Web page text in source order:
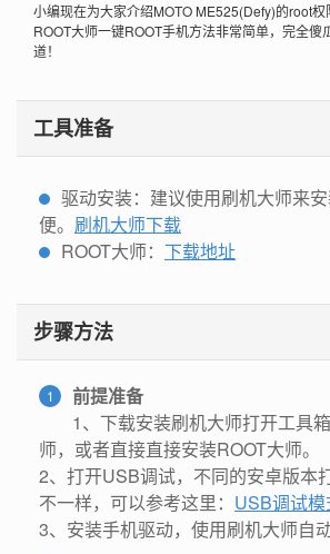
小编现在为大家介绍MOTO ME525(Defy)的root权
ROOT大师一键ROOT手机方法非常简单，完全傻
道！
工具准备
驱动安装：建议使用刷机大师来
便。 刷机大师下载
ROOT大师： 下载地址
步骤方法
1
前提准备
1、下载安装刷机大师打开工具
师，或者直接直接安装ROOT大师。
2、 打开USB调试，不同的安卓版本
不一样，可以参考这里： USB调试
3、安装手机驱动，使用刷机大师自